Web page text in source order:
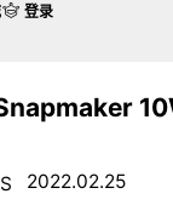
2022.02.25
登录